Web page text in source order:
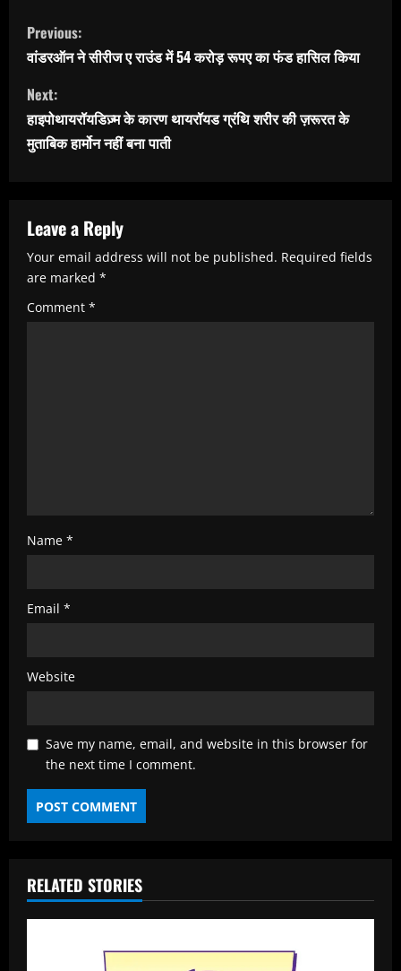
C
o
n
t
i
e
R
e
a
Previous:
वांडरऑन ने सीरीज ए राउंड में 54 करोड़ रूपए का फंड हासिल किया
Next:
हाइपोथायरॉयडिज़्म के कारण थायरॉयड ग्रंथि शरीर की ज़रूरत के
मुताबिक हार्मोन नहीं बना पाती
Leave a Reply
Your email address will not be published. Required fields
are marked *
Comment *
Name *
Email *
Website
Save my name, email, and website in this browser for
the next time I comment.
RELATED STORIES